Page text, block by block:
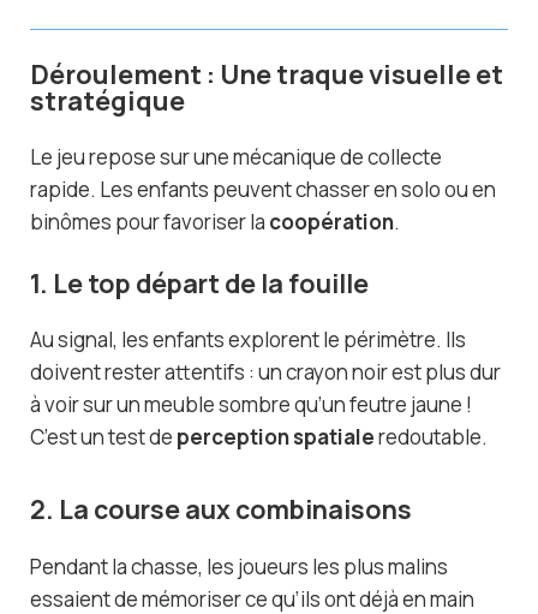
Déroulement : Une traque visuelle et
stratégique
Le jeu repose sur une mécanique de collecte
rapide. Les enfants peuvent chasser en solo ou en
binômes pour favoriser la coopération.
1. Le top départ de la fouille
Au signal, les enfants explorent le périmètre. Ils
doivent rester attentifs : un crayon noir est plus dur
à voir sur un meuble sombre qu’un feutre jaune !
C’est un test de perception spatialeredoutable.
2. La course aux combinaisons
Pendant la chasse, les joueurs les plus malins
essaient de mémoriser ce qu’ils ont déjà en main